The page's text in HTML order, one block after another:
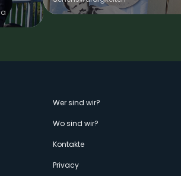
Menù
Wer sind wir?
Wo sind wir?
Kontakte
Privacy